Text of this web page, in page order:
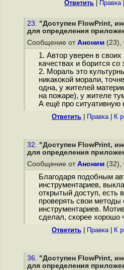
Ответить Правка|
23. "Доступен FlowPrint,
для определения
Сообщение от Аноним (23),
1. Автор уверен в
качествах и борится со
2. Мораль это
никакокой морали,
одна, у жителей
на пожаре), у жителе
А ещё про ситуативную
Ответить Правка| К
32. "Доступен FlowPrint,
для определения
Сообщение от Аноним (32),
Благодаря подобным
инструментариев,
открытый доступ, есть
проверять свои
инструментариев.
сделал, скорее хорошо
Ответить Правка| К
36. "Доступен FlowPrint,
для определения